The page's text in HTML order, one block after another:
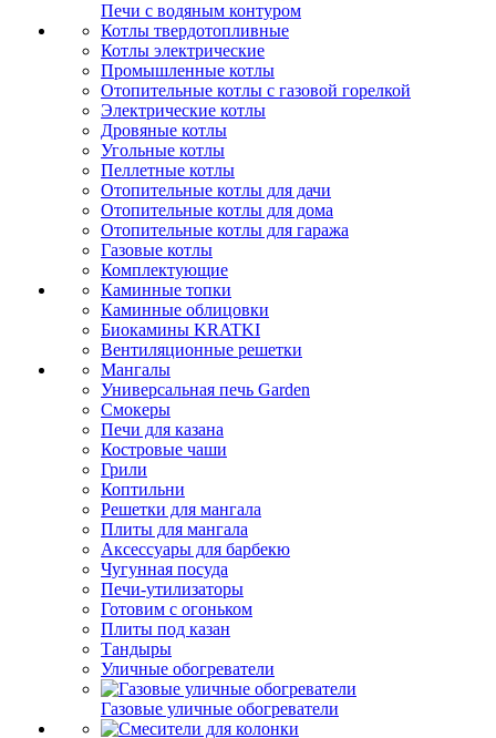
Печи с водяным контуром
Котлы твердотопливные
Котлы электрические
Промышленные котлы
Отопительные котлы с газовой горелкой
Электрические котлы
Дровяные котлы
Угольные котлы
Пеллетные котлы
Отопительные котлы для дачи
Отопительные котлы для дома
Отопительные котлы для гаража
Газовые котлы
Комплектующие
Каминные топки
Каминные облицовки
Биокамины KRATKI
Вентиляционные решетки
Мангалы
Универсальная печь Garden
Смокеры
Печи для казана
Костровые чаши
Грили
Коптильни
Решетки для мангала
Плиты для мангала
Аксессуары для барбекю
Чугунная посуда
Печи-утилизаторы
Готовим с огоньком
Плиты под казан
Тандыры
Уличные обогреватели
Газовые уличные обогреватели